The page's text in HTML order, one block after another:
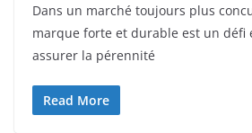
Dans un marché toujours plus
marque forte et durable est un défi
assurer la pérennité
Read More